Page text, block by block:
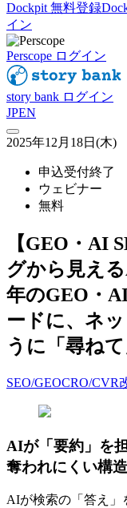
Dockpit 無料登録
イン
Perscope ログイン
story bank ログイン
JPEN
2025年12月18日(木)
申込受付終了
ウェビナー
無料
【GEO・AI
グから見え
年のGEO・
ードに、ネ
うに「尋ね
SEO/GEOCRO/CVR
AIが「要約」を
奪われにくい構
AIが検索の「答え」